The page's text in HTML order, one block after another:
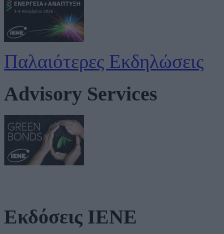
Παλαιότερες Εκδηλώσεις
Advisory Services
Εκδόσεις ΙΕΝΕ